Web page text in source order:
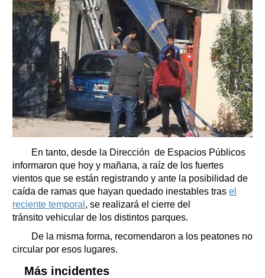
En tanto, desde la Dirección de Espacios Públicos
informaron que hoy y mañana, a raíz de los fuertes
vientos que se están registrando y ante la posibilidad de
caída de ramas que hayan quedado inestables tras el
reciente temporal , se realizará el cierre del
tránsito vehicular de los distintos parques.
De la misma forma, recomendaron a los peatones no
circular por esos lugares.
Más incidentes